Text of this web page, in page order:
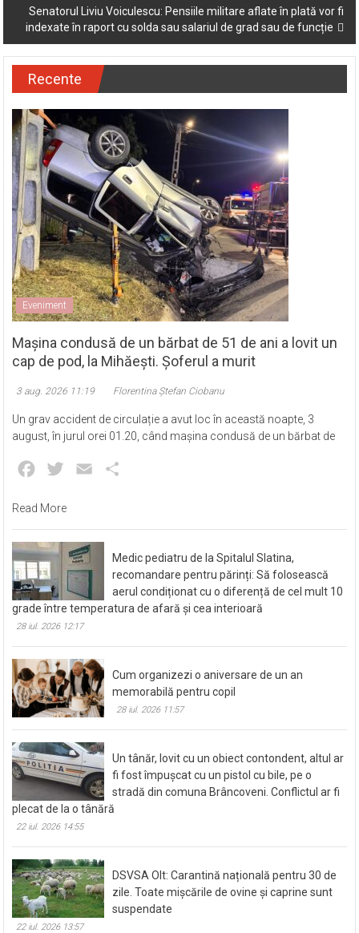
Senatorul Liviu Voiculescu: Pensiile militare aflate în plată vor fi
indexate în raport cu solda sau salariul de grad sau de funcție
Recente
Eveniment
Mașina condusă de un bărbat de 51 de ani a lovit un
cap de pod, la Mihăești. Șoferul a murit
3 aug. 2026 11:19 Florentina Ștefan Ciobanu
Un grav accident de circulație a avut loc în această noapte, 3
august, în jurul orei 01.20, când mașina condusă de un bărbat de
Facebook
Twitter Email
Read More
Medic pediatru de la Spitalul Slatina,
recomandare pentru părinți: Să folosească
aerul condiționat cu o diferență de cel mult 10
grade între temperatura de afară și cea interioară
28 iul. 2026 12:17
Cum organizezi o aniversare de un an
memorabilă pentru copil
28 iul. 2026 11:57
Un tânăr, lovit cu un obiect contondent, altul ar
fi fost împușcat cu un pistol cu bile, pe o
stradă din comuna Brâncoveni. Conflictul ar fi
plecat de la o tânără
22 iul. 2026 14:55
DSVSA Olt: Carantină națională pentru 30 de
zile. Toate mișcările de ovine și caprine sunt
suspendate
22 iul. 2026 13:57